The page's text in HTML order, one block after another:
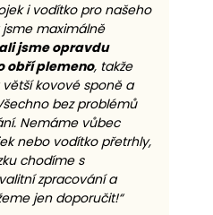
i vodítko pro našeho
maximálně
jsme opravdu
obří plemeno, takže
kovové sponě a
bez problémů
Nemáme vůbec
nebo vodítko přetrhly,
chodíme s
zpracování a
jen doporučit!“